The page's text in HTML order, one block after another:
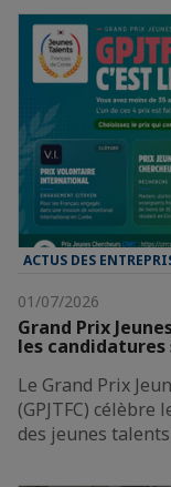
ACTUS DES
01/07/2026
Grand Prix
les
Le Grand Prix
(GPJTFC)
des jeunes